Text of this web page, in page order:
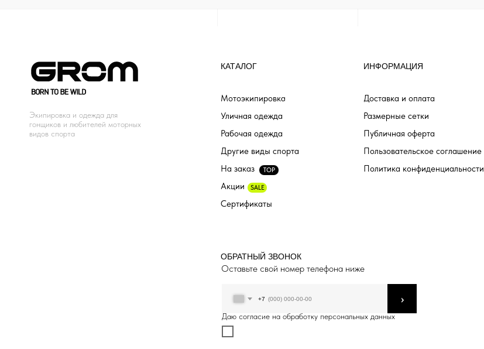
КАТАЛОГ
Мотоэкипировка
Уличная одежда
Рабочая одежда
На заказ TOP
ИНФОРМАЦИЯ
Доставка и оплата
Размерные сетки
Публичная оферта
Пользовательское соглашение
Акции SALE
Экипировка и одежда для
гонщиков и любителей моторных
видов спорта
ОБРАТНЫЙ ЗВОНОК
Оставьте свой номер телефона ниже
+7
Даю согласие на обработку персональных данных
›
Политика конфиденциальности
Сертификаты
Другие виды спорта